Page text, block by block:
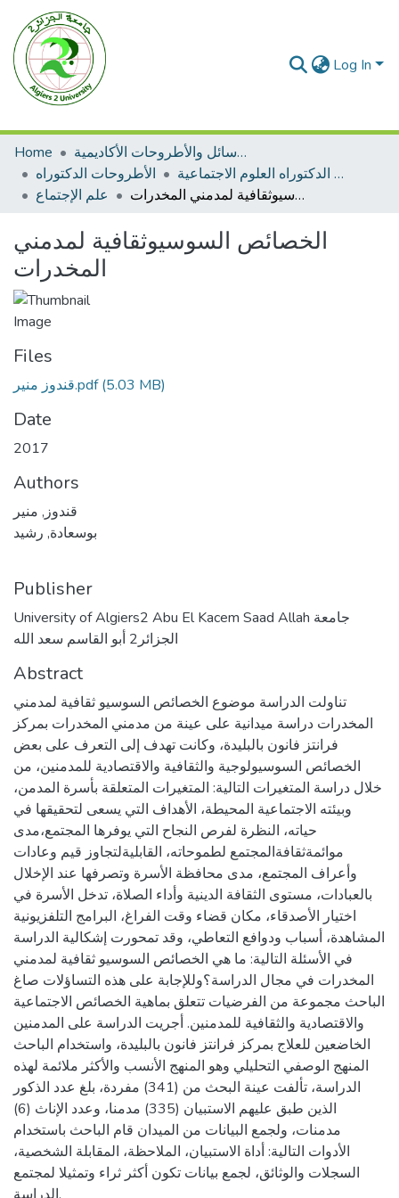
Log In
Home
الرسائل والأطروحات الأكاديمية
الأطروحات الدكتوراه
الأطروحات الدكتوراه العلوم الاجتماعية
علم الإجتماع
الخصائص السوسيوثقافية لمدمني المخدرات
الخصائص السوسيوثقافية لمدمني
المخدرات
Files
قندوز منير.pdf(5.03 MB)
Date
2017
Authors
قندوز, منير
بوسعادة, رشيد
Publisher
University of Algiers2 Abu El Kacem Saad Allah جامعة
الجزائر2 أبو القاسم سعد الله
Abstract
تناولت الدراسة موضوع الخصائص السوسيو ثقافية لمدمني
المخدرات دراسة ميدانية على عينة من مدمني المخدرات بمركز
فرانتز فانون بالبليدة، وكانت تهدف إلى التعرف على بعض
الخصائص السوسيولوجية والثقافية والاقتصادية للمدمنين، من
خلال دراسة المتغيرات التالية: المتغيرات المتعلقة بأسرة المدمن،
وبيئته الاجتماعية المحيطة، الأهداف التي يسعى لتحقيقها في
حياته، النظرة لفرص النجاح التي يوفرها المجتمع،مدى
موائمةثقافةالمجتمع لطموحاته، القابليةلتجاوز قيم وعادات
وأعراف المجتمع، مدى محافظة الأسرة وتصرفها عند الإخلال
بالعبادات، مستوى الثقافة الدينية وأداء الصلاة، تدخل الأسرة في
اختيار الأصدقاء، مكان قضاء وقت الفراغ، البرامج التلفزيونية
المشاهدة، أسباب ودوافع التعاطي، وقد تمحورت إشكالية الدراسة
في الأسئلة التالية: ما هي الخصائص السوسيو ثقافية لمدمني
المخدرات في مجال الدراسة؟وللإجابة على هذه التساؤلات صاغ
الباحث مجموعة من الفرضيات تتعلق بماهية الخصائص الاجتماعية
والاقتصادية والثقافية للمدمنين. أجريت الدراسة على المدمنين
الخاضعين للعلاج بمركز فرانتز فانون بالبليدة، واستخدام الباحث
المنهج الوصفي التحليلي وهو المنهج الأنسب والأكثر ملائمة لهذه
الدراسة، تألفت عينة البحث من (341) مفردة، بلغ عدد الذكور
الذين طبق عليهم الاستبيان (335) مدمنا، وعدد الإناث (6)
مدمنات، ولجمع البيانات من الميدان قام الباحث باستخدام
الأدوات التالية: أداة الاستبيان، الملاحظة، المقابلة الشخصية،
السجلات والوثائق، لجمع بيانات تكون أكثر ثراء وتمثيلا لمجتمع